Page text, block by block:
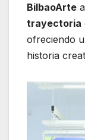
BilbaoArte
trayectoria
ofreciendo
historia